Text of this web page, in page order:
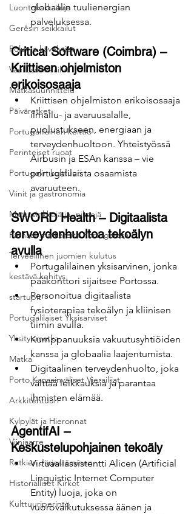
Luontokarkailuja
Gerêsin seikkailut
Polut ja kävelytiet
Vaellusseikkailut
Matkasuunnittelu
Päiväretket
Portugalilainen keittiö
Perinteiset ruoat
Portugalin kulttuuri
Viinit ja gastronomia
Matkavinkkejä ja -niksejä
Parhaat matkareitit Portugalissa
Terveellinen juomien kulutus
kestävä kehitys
startupit
Portugalilaiset Yksisarviset
Yksityismatka
Matka
Porto Kansainväliset Vierailijat
Arkkitehtuuri
Kylpylät ja Hieronnat
Viiniaarre
Retkien Järjestäminen
Historialliset Kirkot
Kulttuuriperintö
globaalin tuulienergian
palveluksessa.
Critical Software (Coimbra) –
Kriittisen ohjelmiston
erikoisosaaja
Kriittisen ohjelmiston erikoisosaaja
ilmailu- ja avaruusalalle,
puolustukseen, energiaan ja
terveydenhuoltoon. Yhteistyössä
Airbusin ja ESAn kanssa – vie
portugalilaista osaamista
avaruuteen.
SWORD Health – Digitaalista
terveydenhuoltoa tekoälyn
avulla
Portugalilainen yksisarvinen, jonka
pääkonttori sijaitsee Portossa.
Personoitua digitaalista
fysioterapiaa tekoälyn ja kliinisen
tiimin avulla.
Kumppanuuksia vakuutusyhtiöiden
kanssa ja globaalia laajentumista.
Digitaalinen terveydenhuolto, joka
välttää leikkauksia ja parantaa
ihmisten elämää.
AgentifAI –
Keskustelupohjainen tekoäly
Virtuaaliassistentti Alicen (Artificial
Linguistic Internet Computer
Entity) luoja, joka on
vuorovaikutuksessa äänen ja